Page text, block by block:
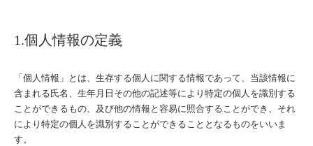
1.個人情報の定義
「個人情報」とは、生存する個人に関する情報であって、当該情報に
含まれる氏名、生年月日その他の記述等により特定の個人を識別する
ことができるもの、及び他の情報と容易に照合することができ、それ
により特定の個人を識別することができることとなるものをいいま
す。